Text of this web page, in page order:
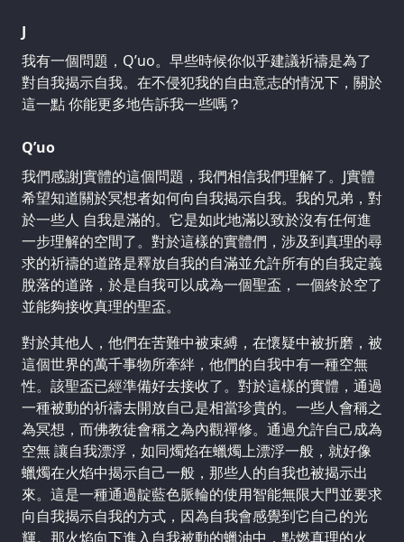
J
我有一個問題，Q’uo。早些時候你似乎建議祈禱是為了
對自我揭示自我。在不侵犯我的自由意志的情況下，關於
這一點 你能更多地告訴我一些嗎？
Q’uo
我們感謝J實體的這個問題，我們相信我們理解了。J實體
希望知道關於冥想者如何向自我揭示自我。我的兄弟，對
於一些人 自我是滿的。它是如此地滿以致於沒有任何進
一步理解的空間了。對於這樣的實體們，涉及到真理的尋
求的祈禱的道路是釋放自我的自滿並允許所有的自我定義
脫落的道路，於是自我可以成為一個聖盃，一個終於空了
並能夠接收真理的聖盃。
對於其他人，他們在苦難中被束縛，在懷疑中被折磨，被
這個世界的萬千事物所牽絆，他們的自我中有一種空無
性。該聖盃已經準備好去接收了。對於這樣的實體，通過
一種被動的祈禱去開放自己是相當珍貴的。一些人會稱之
為冥想，而佛教徒會稱之為內觀禪修。通過允許自己成為
空無 讓自我漂浮，如同燭焰在蠟燭上漂浮一般，就好像
蠟燭在火焰中揭示自己一般，那些人的自我也被揭示出
來。這是一種通過靛藍色脈輪的使用智能無限大門並要求
向自我揭示自我的方式，因為自我會感覺到它自己的光
輝。那火焰向下進入自我被動的蠟油中，點燃真理的火